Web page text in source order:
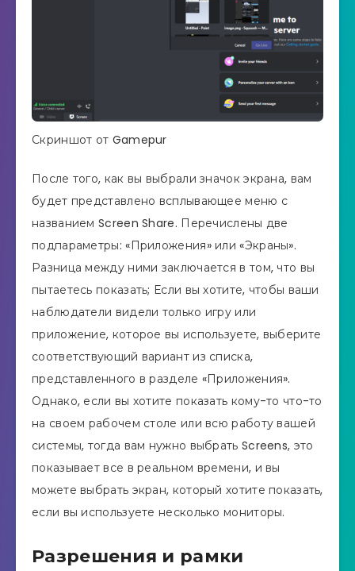
Скриншот от Gamepur
После того, как вы выбрали значок экрана, вам
будет представлено всплывающее меню с
названием Screen Share. Перечислены две
подпараметры: «Приложения» или «Экраны».
Разница между ними заключается в том, что вы
пытаетесь показать; Если вы хотите, чтобы ваши
наблюдатели видели только игру или
приложение, которое вы используете, выберите
соответствующий вариант из списка,
представленного в разделе «Приложения».
Однако, если вы хотите показать кому-то что-то
на своем рабочем столе или всю работу вашей
системы, тогда вам нужно выбрать Screens, это
показывает все в реальном времени, и вы
можете выбрать экран, который хотите показать,
если вы используете несколько мониторы.
Разрешения и рамки